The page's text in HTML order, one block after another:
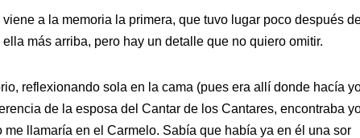
a la memoria la primera, que tuvo lugar poco después
más arriba, pero hay un detalle que no quiero omitir.
reflexionando sola en la cama (pues era allí donde hacía
de la esposa del Cantar de los Cantares, encontraba
llamaría en el Carmelo. Sabía que había ya en él una sor